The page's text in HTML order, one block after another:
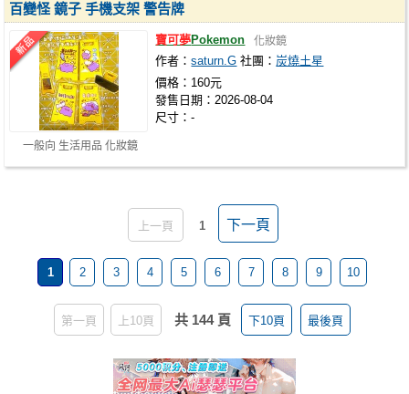
一般向 生活用品 化妝鏡
百變怪 鏡子 手機支架 警告牌
寶可夢Pokemon 化妝鏡
作者：saturn.G 社團： 炭燒土星
價格：160元
發售日期：2026-08-04
尺寸：-
上一頁 1 下一頁
1 2 3 4 5 6 7 8 9 10
第一頁 上10頁 共 144 頁 下10頁 最後頁